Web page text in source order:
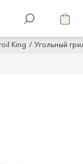
0
King Угольный